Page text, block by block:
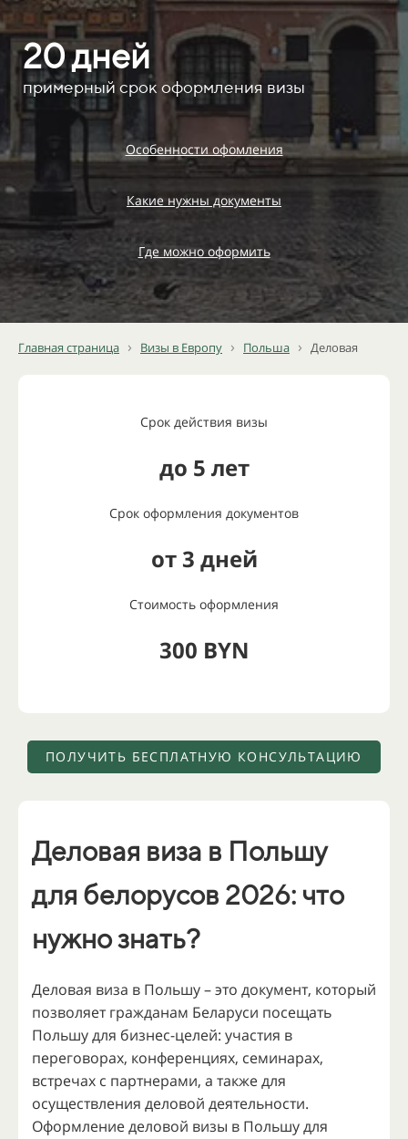
20 дней
примерный срок оформления визы
Особенности офомления
Какие нужны документы
Где можно оформить
Главная страница › Визы в Европу › Польша › Деловая
Срок действия визы
до 5 лет
Срок оформления документов
от 3 дней
Стоимость оформления
300 BYN
ПОЛУЧИТЬ БЕСПЛАТНУЮ КОНСУЛЬТАЦИЮ
Деловая виза в Польшу
для белорусов 2026: что
нужно знать?
Деловая виза в Польшу – это документ, который
позволяет гражданам Беларуси посещать
Польшу для бизнес-целей: участия в
переговорах, конференциях, семинарах,
встречах с партнерами, а также для
осуществления деловой деятельности.
Оформление деловой визы в Польшу для